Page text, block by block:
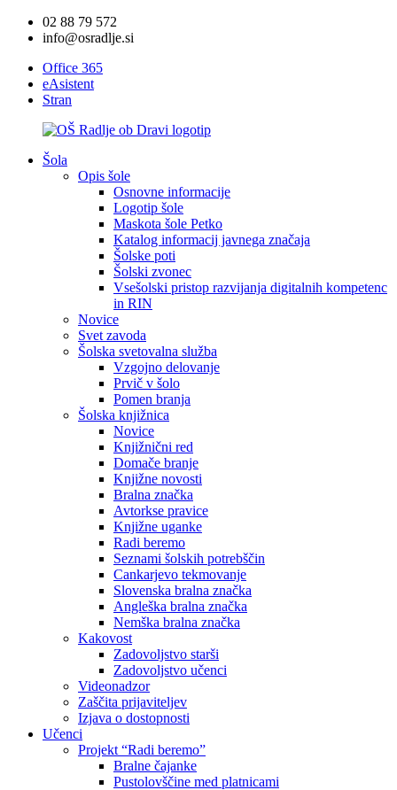
02 88 79 572
info@osradlje.si
Office 365
eAsistent
Stran
Šola
Opis šole
Osnovne informacije
Logotip šole
Maskota šole Petko
Katalog informacij javnega značaja
Šolske poti
Šolski zvonec
Vsešolski pristop razvijanja digitalnih kompetenc
in RIN
Novice
Svet zavoda
Šolska svetovalna služba
Vzgojno delovanje
Prvič v šolo
Pomen branja
Šolska knjižnica
Novice
Knjižnični red
Domače branje
Knjižne novosti
Bralna značka
Avtorkse pravice
Knjižne uganke
Radi beremo
Seznami šolskih potrebščin
Cankarjevo tekmovanje
Slovenska bralna značka
Angleška bralna značka
Nemška bralna značka
Kakovost
Zadovoljstvo starši
Zadovoljstvo učenci
Videonadzor
Zaščita prijaviteljev
Izjava o dostopnosti
Učenci
Projekt “Radi beremo”
Bralne čajanke
Pustolovščine med platnicami